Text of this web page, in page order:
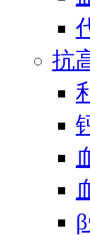
抗